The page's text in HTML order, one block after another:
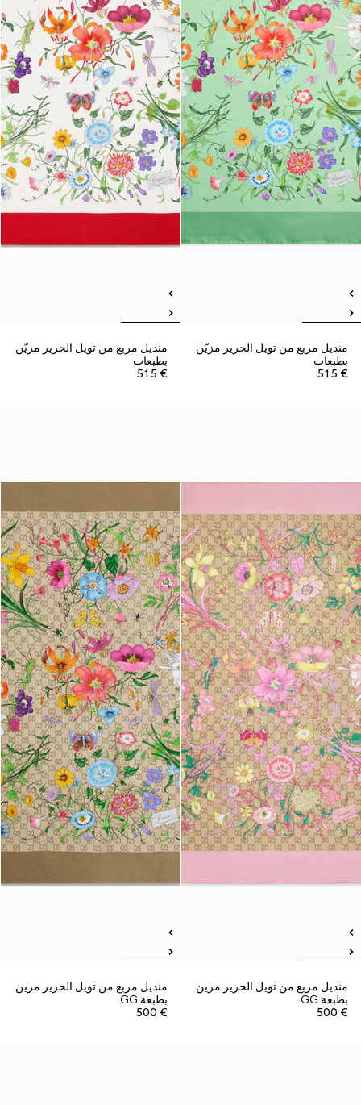
منديل مربع من تويل الحرير مزيّن
بطبعات
€ 515
منديل مربع من تويل الحرير مزيّن
بطبعات
€ 515
منديل مربع من تويل الحرير مزين
بطبعة GG
€ 500
منديل مربع من تويل الحرير مزين
بطبعة GG
€ 500